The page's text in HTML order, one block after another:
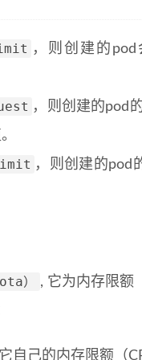
，则创建的pod
，则创建的pod
，则创建的pod
）
, 它为内存限额
自己的内存限额（